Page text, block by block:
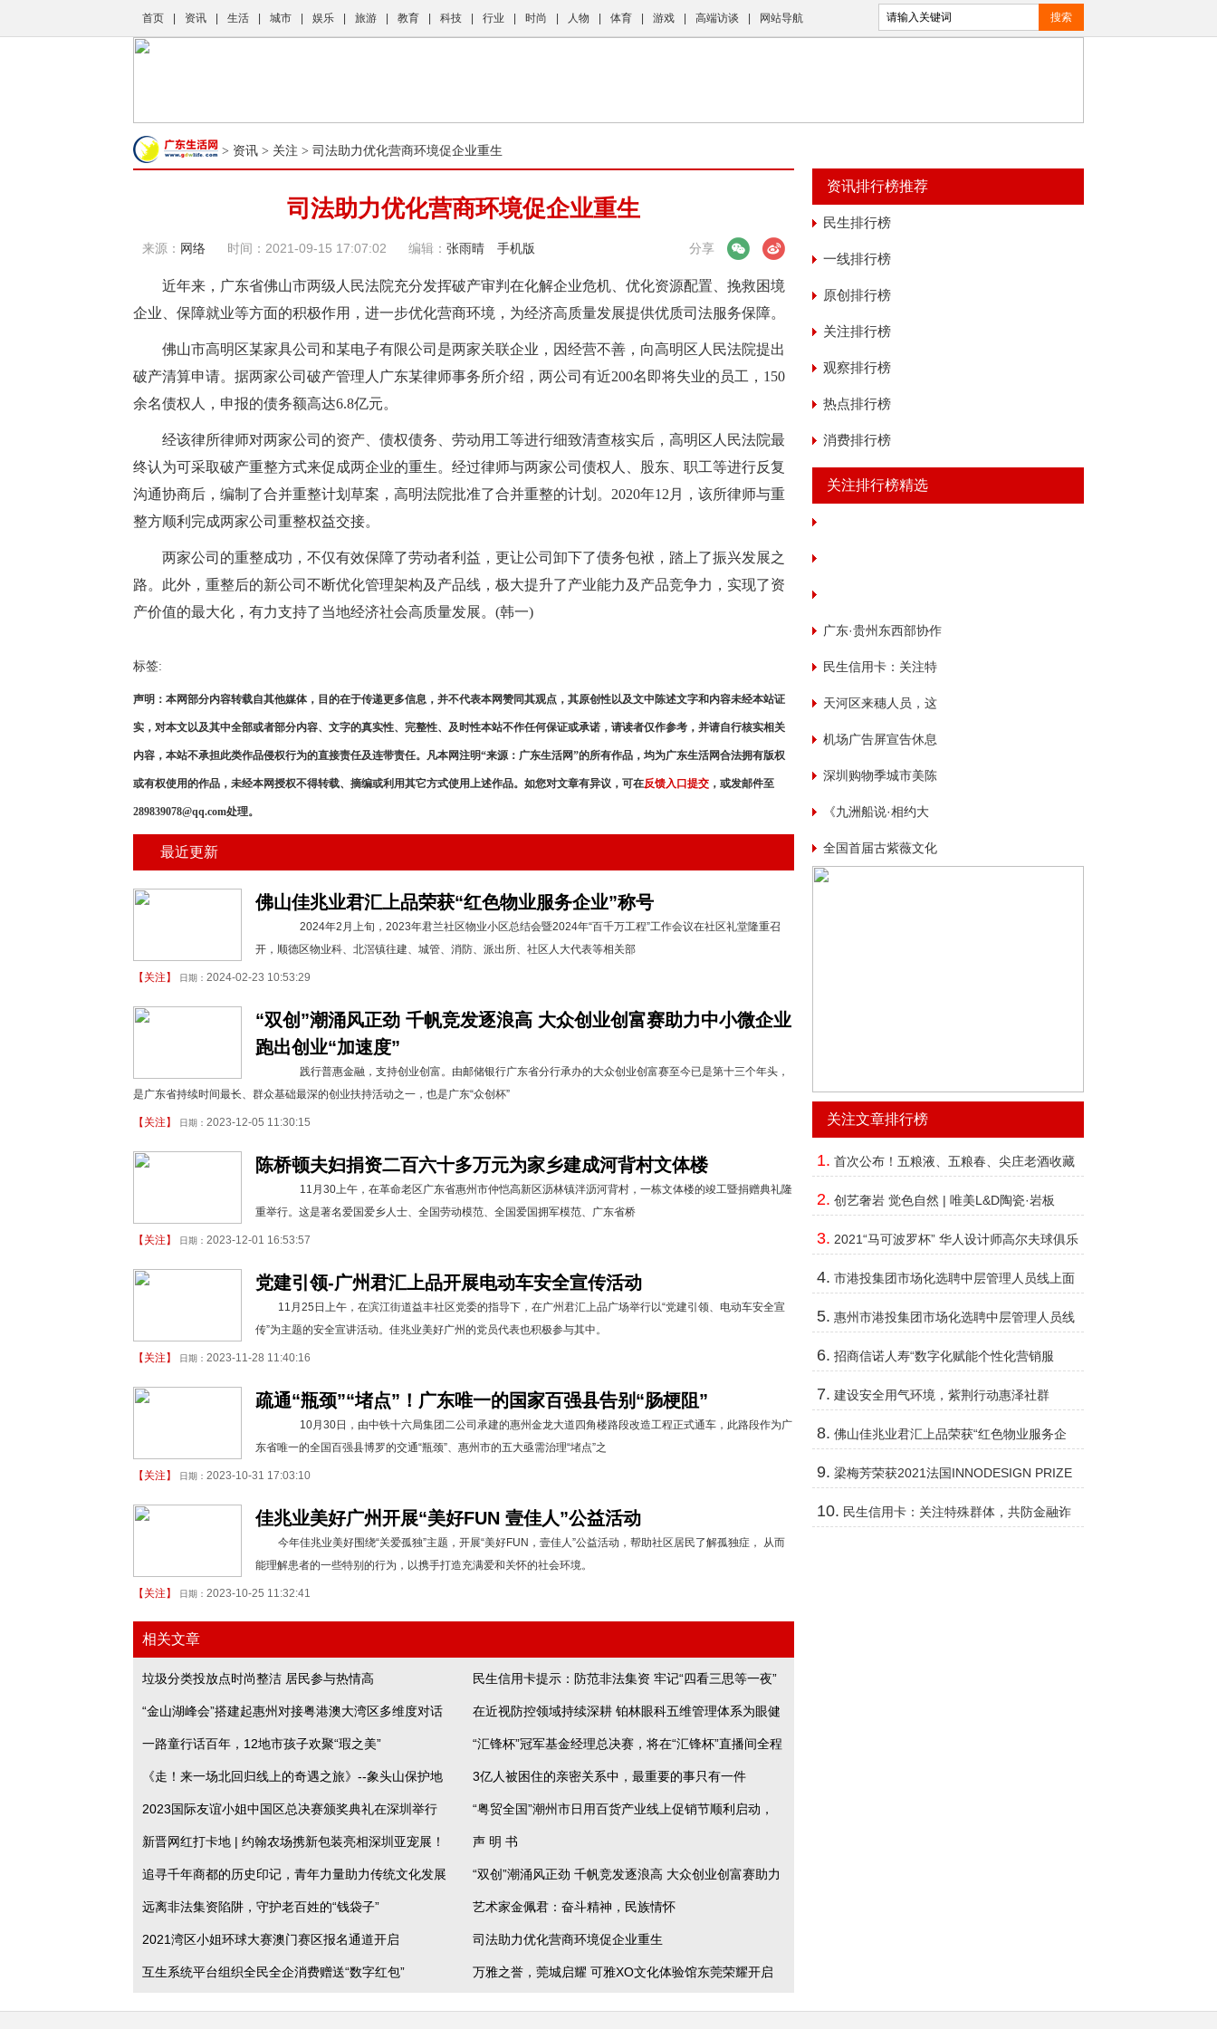
首页 资讯 生活 城市 娱乐 旅游 教育 科技 行业 时尚 人物 体育 游戏 高端访谈 网站导航
> 资讯 > 关注 > 司法助力优化营商环境促企业重生
司法助力优化营商环境促企业重生
来源： 网络 时间：2021-09-15 17:07:02 编辑： 张雨晴 手机版 分享
微博
近年来，广东省佛山市两级人民法院充分发挥破产审判在化解企业危机、优化资源配置、挽救困境
企业、保障就业等方面的积极作用，进一步优化营商环境，为经济高质量发展提供优质司法服务保障。
佛山市高明区某家具公司和某电子有限公司是两家关联企业，因经营不善，向高明区人民法院提出
破产清算申请。据两家公司破产管理人广东某律师事务所介绍，两公司有近200名即将失业的员工，150
余名债权人，申报的债务额高达6.8亿元。
经该律所律师对两家公司的资产、债权债务、劳动用工等进行细致清查核实后，高明区人民法院最
终认为可采取破产重整方式来促成两企业的重生。经过律师与两家公司债权人、股东、职工等进行反复
沟通协商后，编制了合并重整计划草案，高明法院批准了合并重整的计划。2020年12月，该所律师与重
整方顺利完成两家公司重整权益交接。
两家公司的重整成功，不仅有效保障了劳动者利益，更让公司卸下了债务包袱，踏上了振兴发展之
路。此外，重整后的新公司不断优化管理架构及产品线，极大提升了产业能力及产品竞争力，实现了资
产价值的最大化，有力支持了当地经济社会高质量发展。(韩一)
标签:
声明：本网部分内容转载自其他媒体，目的在于传递更多信息，并不代表本网赞同其观点，其原创性以及文中陈述文字和内容未经本站证
实，对本文以及其中全部或者部分内容、文字的真实性、完整性、及时性本站不作任何保证或承诺，请读者仅作参考，并请自行核实相关
内容，本站不承担此类作品侵权行为的直接责任及连带责任。凡本网注明“来源：广东生活网”的所有作品，均为广东生活网合法拥有版权
或有权使用的作品，未经本网授权不得转载、摘编或利用其它方式使用上述作品。如您对文章有异议，可在反馈入口提交 ，或发邮件至
289839078@qq.com处理。
最近更新
佛山佳兆业君汇上品荣获“红色物业服务企业”称号
2024年2月上旬，2023年君兰社区物业小区总结会暨2024年“百千万工程”工作会议在社区礼堂隆重召
开，顺德区物业科、北滘镇往建、城管、消防、派出所、社区人大代表等相关部
【 关注 】 日期： 2024-02-23 10:53:29
“双创”潮涌风正劲 千帆竞发逐浪高 大众创业创富赛助力中小微企业
跑出创业“加速度”
践行普惠金融，支持创业创富。由邮储银行广东省分行承办的大众创业创富赛至今已是第十三个年头，
是广东省持续时间最长、群众基础最深的创业扶持活动之一，也是广东“众创杯”
【 关注 】 日期： 2023-12-05 11:30:15
陈桥顿夫妇捐资二百六十多万元为家乡建成河背村文体楼
11月30上午，在革命老区广东省惠州市仲恺高新区沥林镇泮沥河背村，一栋文体楼的竣工暨捐赠典礼隆
重举行。这是著名爱国爱乡人士、全国劳动模范、全国爱国拥军模范、广东省桥
【 关注 】 日期： 2023-12-01 16:53:57
党建引领-广州君汇上品开展电动车安全宣传活动
11月25日上午，在滨江街道益丰社区党委的指导下，在广州君汇上品广场举行以“党建引领、电动车安全宣
传”为主题的安全宣讲活动。佳兆业美好广州的党员代表也积极参与其中。
【 关注 】 日期： 2023-11-28 11:40:16
疏通“瓶颈”“堵点”！广东唯一的国家百强县告别“肠梗阻”
10月30日，由中铁十六局集团二公司承建的惠州金龙大道四角楼路段改造工程正式通车，此路段作为广
东省唯一的全国百强县博罗的交通“瓶颈”、惠州市的五大亟需治理“堵点”之
【 关注 】 日期： 2023-10-31 17:03:10
佳兆业美好广州开展“美好FUN 壹佳人”公益活动
今年佳兆业美好围绕“关爱孤独”主题，开展“美好FUN，壹佳人”公益活动，帮助社区居民了解孤独症， 从而
能理解患者的一些特别的行为，以携手打造充满爱和关怀的社会环境。
【 关注 】 日期： 2023-10-25 11:32:41
相关文章
垃圾分类投放点时尚整洁 居民参与热情高 民生信用卡提示：防范非法集资 牢记“四看三思等一夜”
“金山湖峰会”搭建起惠州对接粤港澳大湾区多维度对话
交流与合作平台
在近视防控领域持续深耕 铂林眼科五维管理体系为眼健
康保驾护航
一路童行话百年，12地市孩子欢聚“瑕之美” “汇锋杯”冠军基金经理总决赛，将在“汇锋杯”直播间全程
直播
《走！来一场北回归线上的奇遇之旅》--象头山保护地
故事
3亿人被困住的亲密关系中，最重要的事只有一件
2023国际友谊小姐中国区总决赛颁奖典礼在深圳举行 “粤贸全国”潮州市日用百货产业线上促销节顺利启动，
淘宝带动潮州本地好货上行
新晋网红打卡地 | 约翰农场携新包装亮相深圳亚宠展！ 声 明 书
追寻千年商都的历史印记，青年力量助力传统文化发展 “双创”潮涌风正劲 千帆竞发逐浪高 大众创业创富赛助力
中小微企业跑出创业“加速度”
远离非法集资陷阱，守护老百姓的“钱袋子” 艺术家金佩君：奋斗精神，民族情怀
2021湾区小姐环球大赛澳门赛区报名通道开启 司法助力优化营商环境促企业重生
互生系统平台组织全民全企消费赠送“数字红包” 万雅之誉，莞城启耀 可雅XO文化体验馆东莞荣耀开启
资讯排行榜推荐
民生排行榜
一线排行榜
原创排行榜
关注排行榜
观察排行榜
热点排行榜
消费排行榜
关注排行榜精选
广东·贵州东西部协作
粤企入黔“双百”行动
民生信用卡：关注特
殊群体，共防金融诈
天河区来穗人员，这
个示范中心不容错过
机场广告屏宣告休息
引旅客疑惑
深圳购物季城市美陈
大赛完美收官
《九洲船说·相约大
海》
全国首届古紫薇文化
节
关注文章排行榜
1. 首次公布！五粮液、五粮春、尖庄老酒收藏
2. 创艺奢岩 觉色自然 | 唯美L&D陶瓷·岩板
3. 2021“马可波罗杯” 华人设计师高尔夫球俱乐
4. 市港投集团市场化选聘中层管理人员线上面
5. 惠州市港投集团市场化选聘中层管理人员线
6. 招商信诺人寿“数字化赋能个性化营销服
7. 建设安全用气环境，紫荆行动惠泽社群
8. 佛山佳兆业君汇上品荣获“红色物业服务企
9. 梁梅芳荣获2021法国INNODESIGN PRIZE
10. 民生信用卡：关注特殊群体，共防金融诈